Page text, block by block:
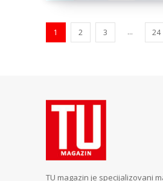
1 2 3 ... 24
TU magazin je specijalizovani